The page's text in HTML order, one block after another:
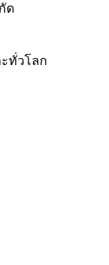
ด
ทั่วโลก